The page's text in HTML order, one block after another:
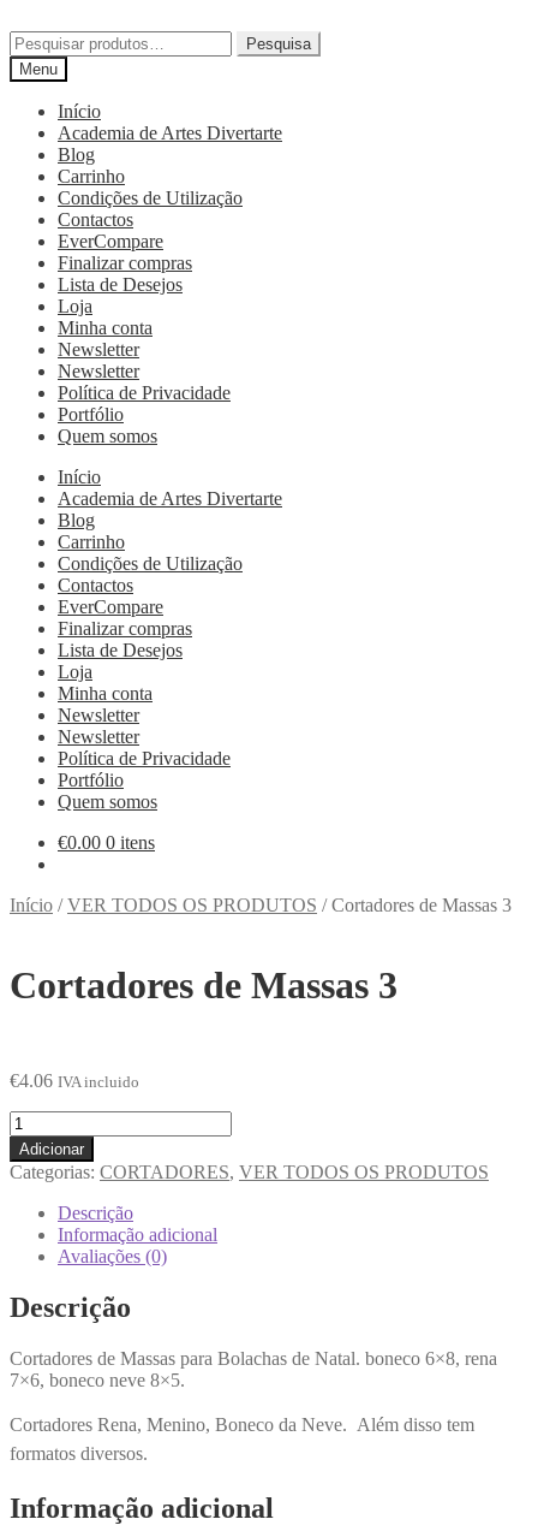
Pesquisa
Menu
Início
Academia de Artes Divertarte
Blog
Carrinho
Condições de Utilização
Contactos
EverCompare
Finalizar compras
Lista de Desejos
Loja
Minha conta
Newsletter
Newsletter
Política de Privacidade
Portfólio
Quem somos
Início
Academia de Artes Divertarte
Blog
Carrinho
Condições de Utilização
Contactos
EverCompare
Finalizar compras
Lista de Desejos
Loja
Minha conta
Newsletter
Newsletter
Política de Privacidade
Portfólio
Quem somos
€0.00 0 itens
Início /VER TODOS OS PRODUTOS /Cortadores de Massas 3
Cortadores de Massas 3
€4.06 IVA incluido
Adicionar
Categorias: CORTADORES, VER TODOS OS PRODUTOS
Descrição
Informação adicional
Avaliações (0)
Descrição
Cortadores de Massas para Bolachas de Natal. boneco 6×8, rena
7×6, boneco neve 8×5.
Cortadores Rena, Menino, Boneco da Neve. Além disso tem
formatos diversos.
Informação adicional